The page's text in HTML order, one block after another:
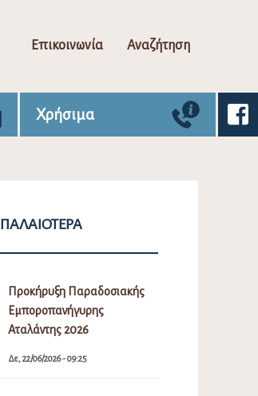
Επικοινωνία Αναζήτηση
Χρήσιμα
ΠΑΛΑΙΌΤΕΡΑ
Προκήρυξη Παραδοσιακής
Εμποροπανήγυρης
Αταλάντης 2026
Δε, 22/06/2026 - 09:25